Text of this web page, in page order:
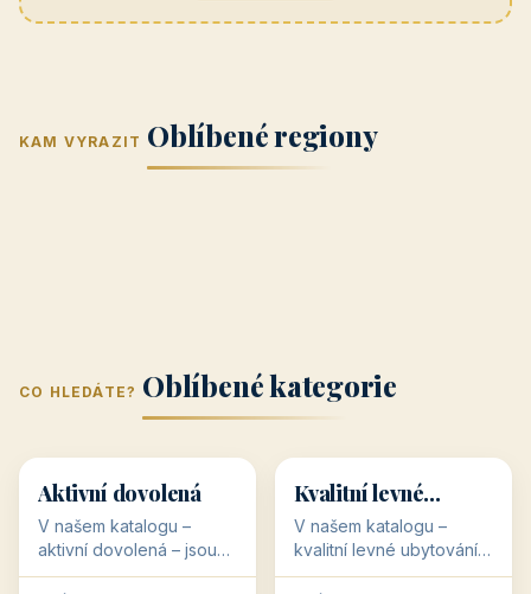
KAM VYRAZIT Oblíbené regiony
(Jihomoravský
kraj)
kraj)
Zlínský kraj Žilinský
Karlovarský
Střední Čechy
(Středočeský
CO HLEDÁTE? Oblíbené kategorie
🥾 36 objektů
Aktivní dovolená
V našem katalogu –
aktivní dovolená – jsou
pro Vás připraveny
💰
💰
34 objektů
Kvalitní levné
ubytování
V našem katalogu –
kvalitní levné ubytování –
jsou pro Vás připraveny